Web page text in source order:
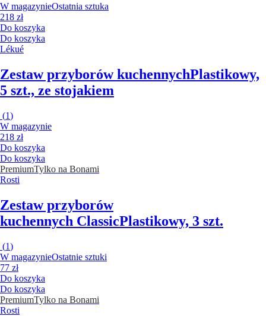
W magazynieOstatnia sztuka
218 zł
Do koszyka
Do koszyka
Lékué
Zestaw przyborów kuchennychPlastikowy,
5 szt., ze stojakiem
(1)
W magazynie
218 zł
Do koszyka
Do koszyka
PremiumTylko na Bonami
Rosti
Zestaw przyborów
kuchennych ClassicPlastikowy, 3 szt.
(1)
W magazynieOstatnie sztuki
77 zł
Do koszyka
Do koszyka
PremiumTylko na Bonami
Rosti